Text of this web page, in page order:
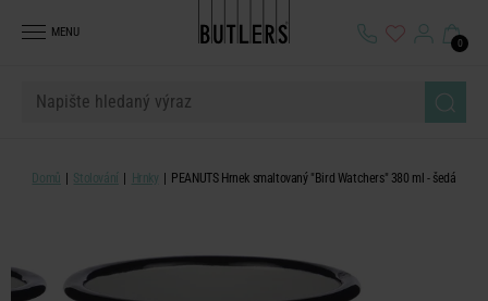
MENU
0
Domů Stolování Hrnky PEANUTS Hrnek smaltovaný "Bird Watchers" 380 ml - šedá